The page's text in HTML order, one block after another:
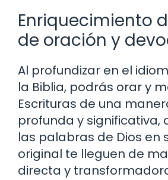
Enriquecimiento
de oración y
Al profundizar en el
la Biblia, podrás orar y
Escrituras de una
profunda y significativa,
las palabras de Dios en
original te lleguen de
directa y